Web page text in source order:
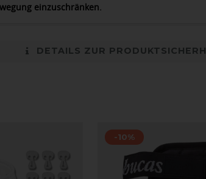
einzuschränken.
DETAILS ZUR
-10%